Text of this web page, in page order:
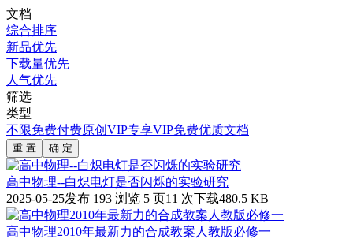
文档
综合排序
新品优先
下载量优先
人气优先
筛选
类型
不限免费付费原创 VIP专享VIP免费优质文档
重 置 确 定
高中物理--白炽电灯是否闪烁的实验研究
2025-05-25发布 193 浏览 5 页11 次下载480.5 KB
高中物理2010年最新力的合成教案人教版必修一